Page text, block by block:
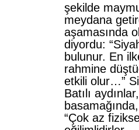
şekilde
meydana
aşamasında
diyordu:
bulunur. En
rahmine
etkili olur…”
Batılı
“Çok az